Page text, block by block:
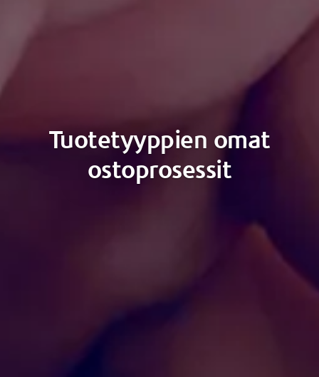
Tuotetyyppien omat
ostoprosessit